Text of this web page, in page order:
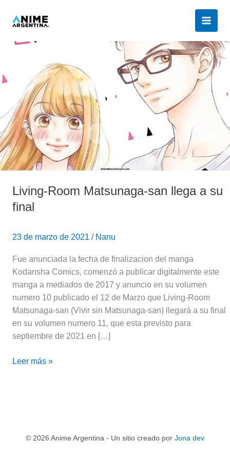
Living-Room Matsunaga-san llega a su
final
23 de marzo de 2021 / Nanu
Fue anunciada la fecha de finalizacion del manga
Kodansha Comics, comenzó a publicar digitalmente este
manga a mediados de 2017 y anuncio en su volumen
numero 10 publicado el 12 de Marzo que Living-Room
Matsunaga-san (Vivir sin Matsunaga-san) llegará a su final
en su volumen numero 11, que esta previsto para
septiembre de 2021 en […]
Living-
Matsunaga-
llega
a
su
final
Leer más »
© 2026 Anime Argentina - Un sitio creado por Jona dev